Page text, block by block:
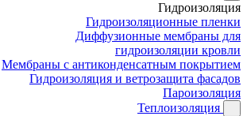
Гидроизоляция
Гидроизоляционные пленки
Диффузионные мембраны для
гидроизоляции кровли
Мембраны с антиконденсатным покрытием
Гидроизоляция и ветрозащита фасадов
Пароизоляция
Теплоизоляция